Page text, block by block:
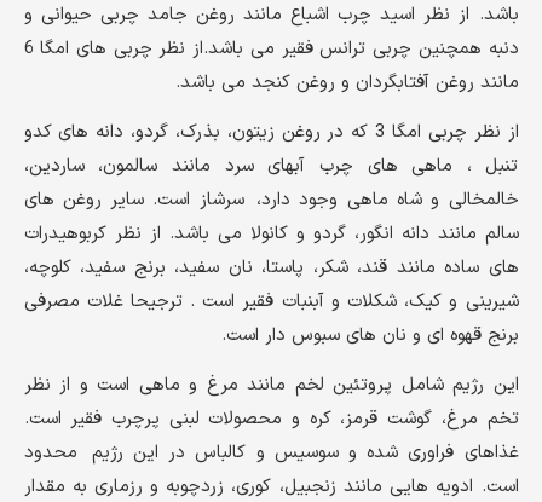
باشد. از نظر اسید چرب اشباع مانند روغن جامد چربی حیوانی و
دنبه همچنین چربی ترانس فقیر می باشد.از نظر چربی های امگا 6
مانند روغن آفتابگردان و روغن کنجد می باشد.
از نظر چربی امگا 3 که در روغن زیتون، بذرک، گردو، دانه های کدو
تنبل ، ماهی های چرب آبهای سرد مانند سالمون، ساردین،
خالمخالی و شاه ماهی وجود دارد، سرشاز است. سایر روغن های
سالم مانند دانه انگور، گردو و کانولا می باشد. از نظر کربوهیدرات
های ساده مانند قند، شکر، پاستا، نان سفید، برنج سفید، کلوچه،
شیرینی و کیک، شکلات و آبنبات فقیر است . ترجیحا غلات مصرفی
برنج قهوه ای و نان های سبوس دار است.
این رژیم شامل پروتئین لخم مانند مرغ و ماهی است و از نظر
تخم مرغ، گوشت قرمز، کره و محصولات لبنی پرچرب فقیر است.
غذاهای فراوری شده و سوسیس و کالباس در این رژیم محدود
است. ادویه هایی مانند زنجبیل، کوری، زردچوبه و رزماری به مقدار